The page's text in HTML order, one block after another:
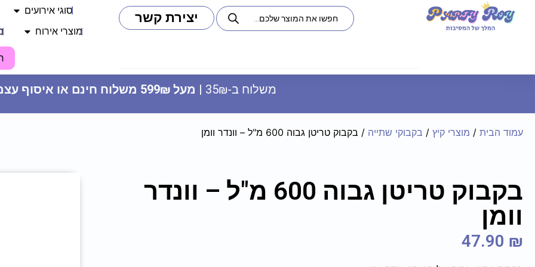
חולצה מודפסת -
יצירת קשר סוגי אירועים
מוצרי אירוח
משלוח ב-35₪ | מעל 599₪ משלוח חינם או איסוף עצמי
עמוד הבית / מוצרי קיץ / בקבוקי שתייה / בקבוק טריטן גבוה 600 מ"ל – וונדר וומן
בקבוק טריטן גבוה 600 מ"ל – וונדר
וומן
47.90 ₪